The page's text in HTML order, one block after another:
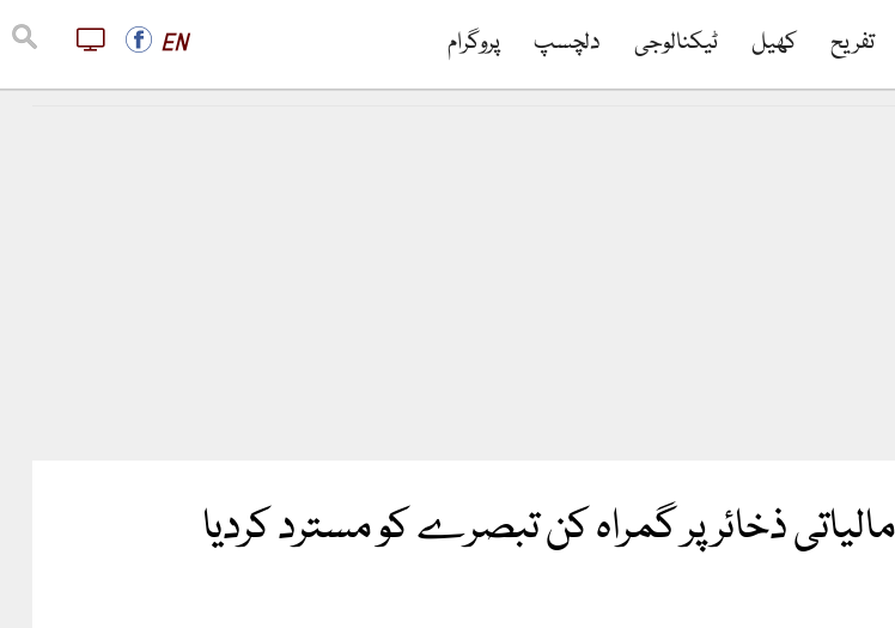
تفریح کھیل ٹیکنالوجی دلچسپ پروگرام EN
ذخائر پر گمراہ کن تبصرے کو مسترد کردیا